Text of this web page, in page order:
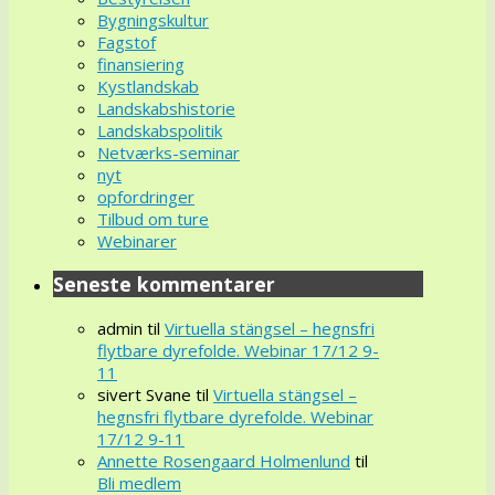
Bygningskultur
Fagstof
finansiering
Kystlandskab
Landskabshistorie
Landskabspolitik
Netværks-seminar
nyt
opfordringer
Tilbud om ture
Webinarer
Seneste kommentarer
admin til Virtuella stängsel – hegnsfri
flytbare dyrefolde. Webinar 17/12 9-
11
sivert Svane til Virtuella stängsel –
hegnsfri flytbare dyrefolde. Webinar
17/12 9-11
Annette Rosengaard Holmenlund til
Bli medlem